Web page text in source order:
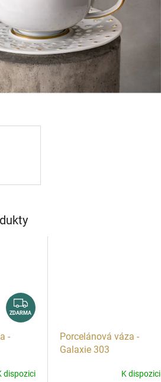
Z
D
A
ZDARMA
-
dispozici
Porcelánová váza -
Galaxie 303
K dispozici